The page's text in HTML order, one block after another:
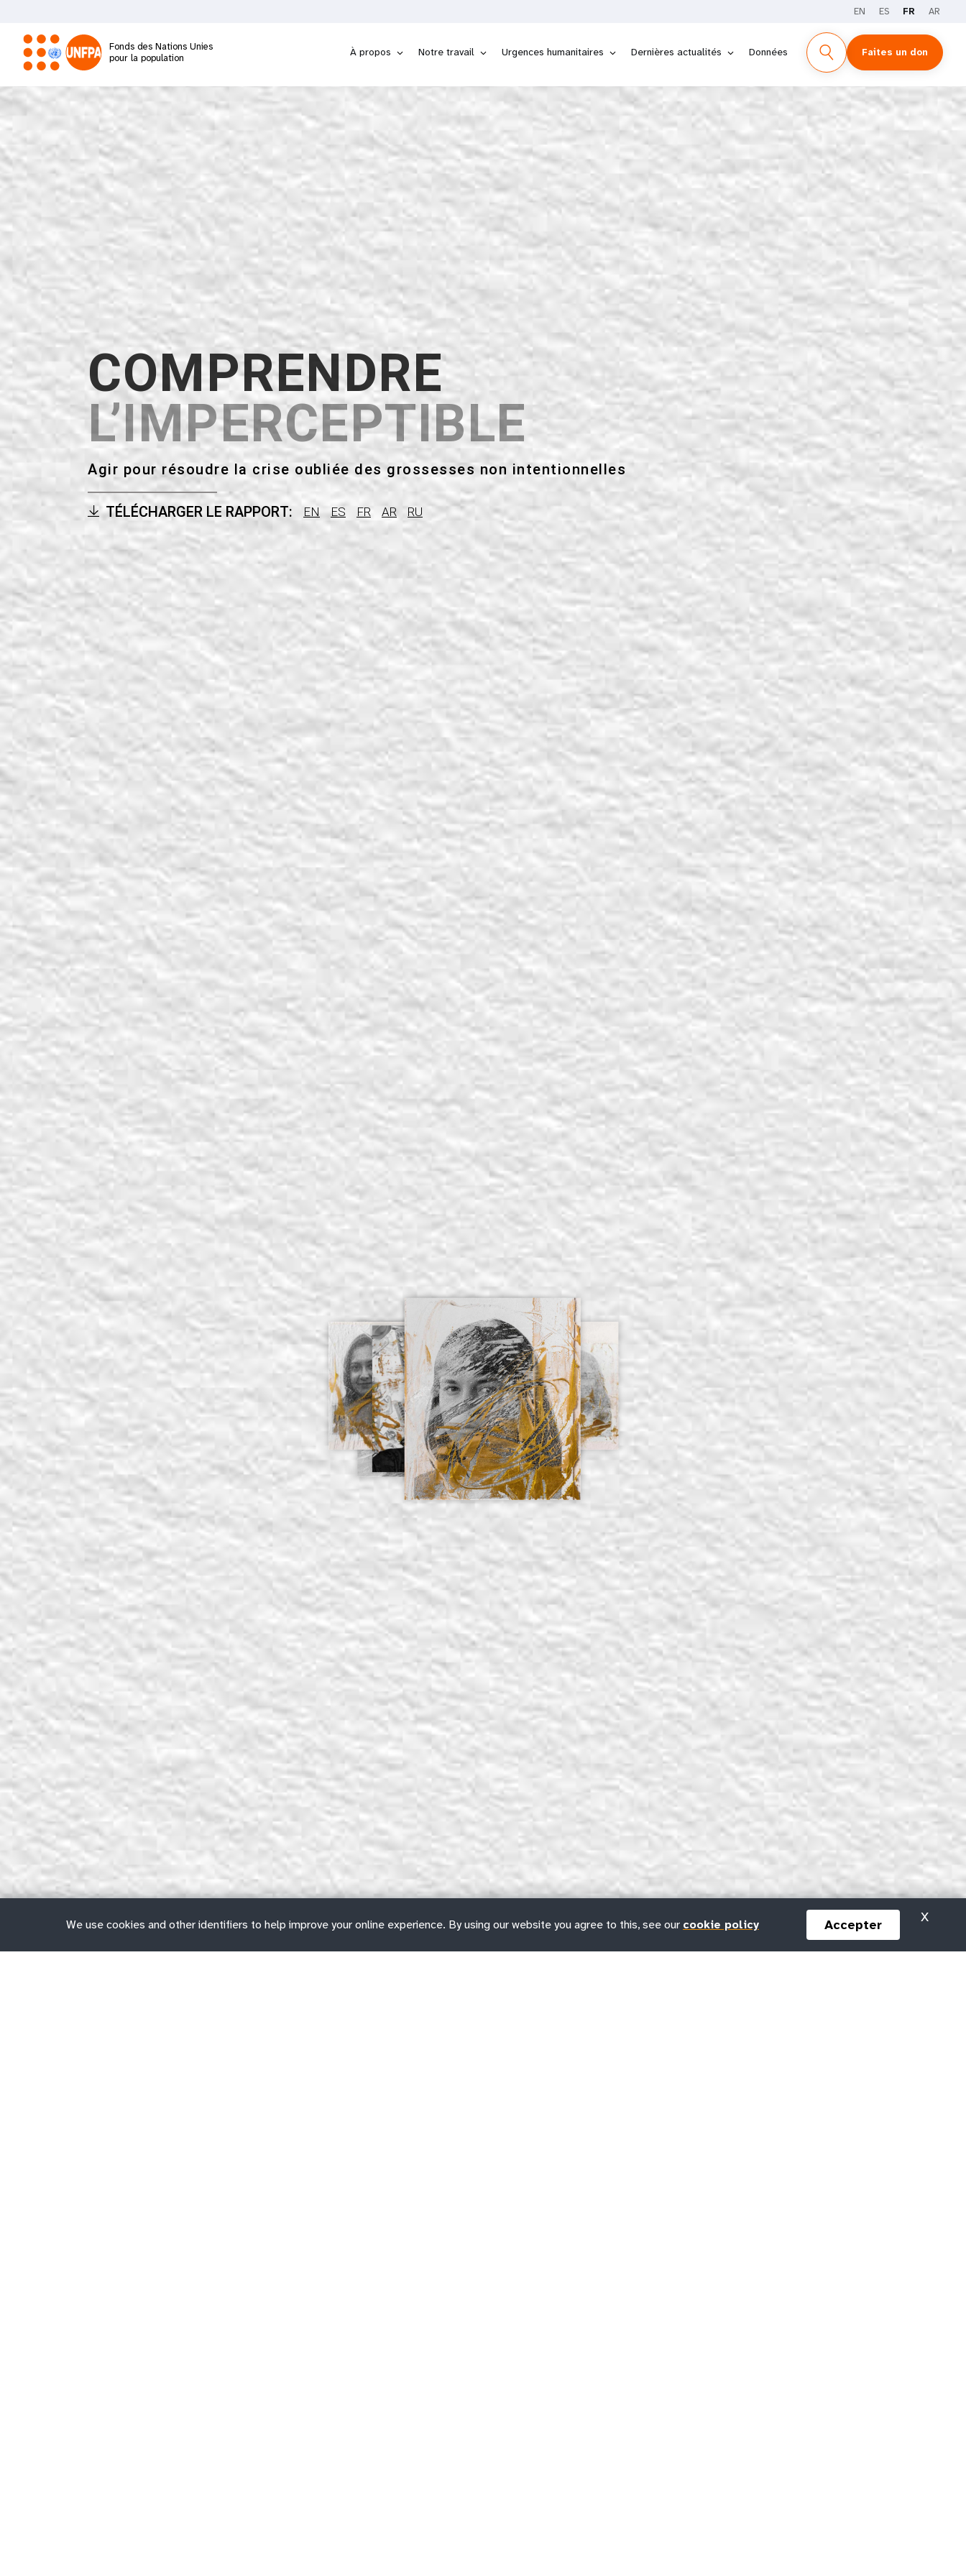
contenu
principal
EN ES FR AR
Fonds des Nations Unies
pour la population
À propos Notre travail Urgences humanitaires Dernières actualités Données Faites un don
M
a
i
n
n
a
v
g
a
t
COMPRENDRE
L’IMPERCEPTIBLE
Agir pour résoudre la crise oubliée des grossesses non intentionnelles
TÉLÉCHARGER LE RAPPORT: EN ES FR AR RU
Revenir au rapport
Partager sur
Facebook
Partager sur X
We use cookies and other identifiers to help improve your online experience. By using our website you agree to this, see our cookie policy Accepter X